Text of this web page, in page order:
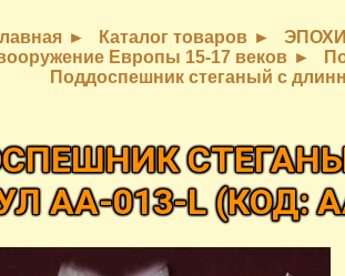
Каталог товаров
Европы 15-17 веков
Поддоспешник стеганый с
AA-013-L(КОД: